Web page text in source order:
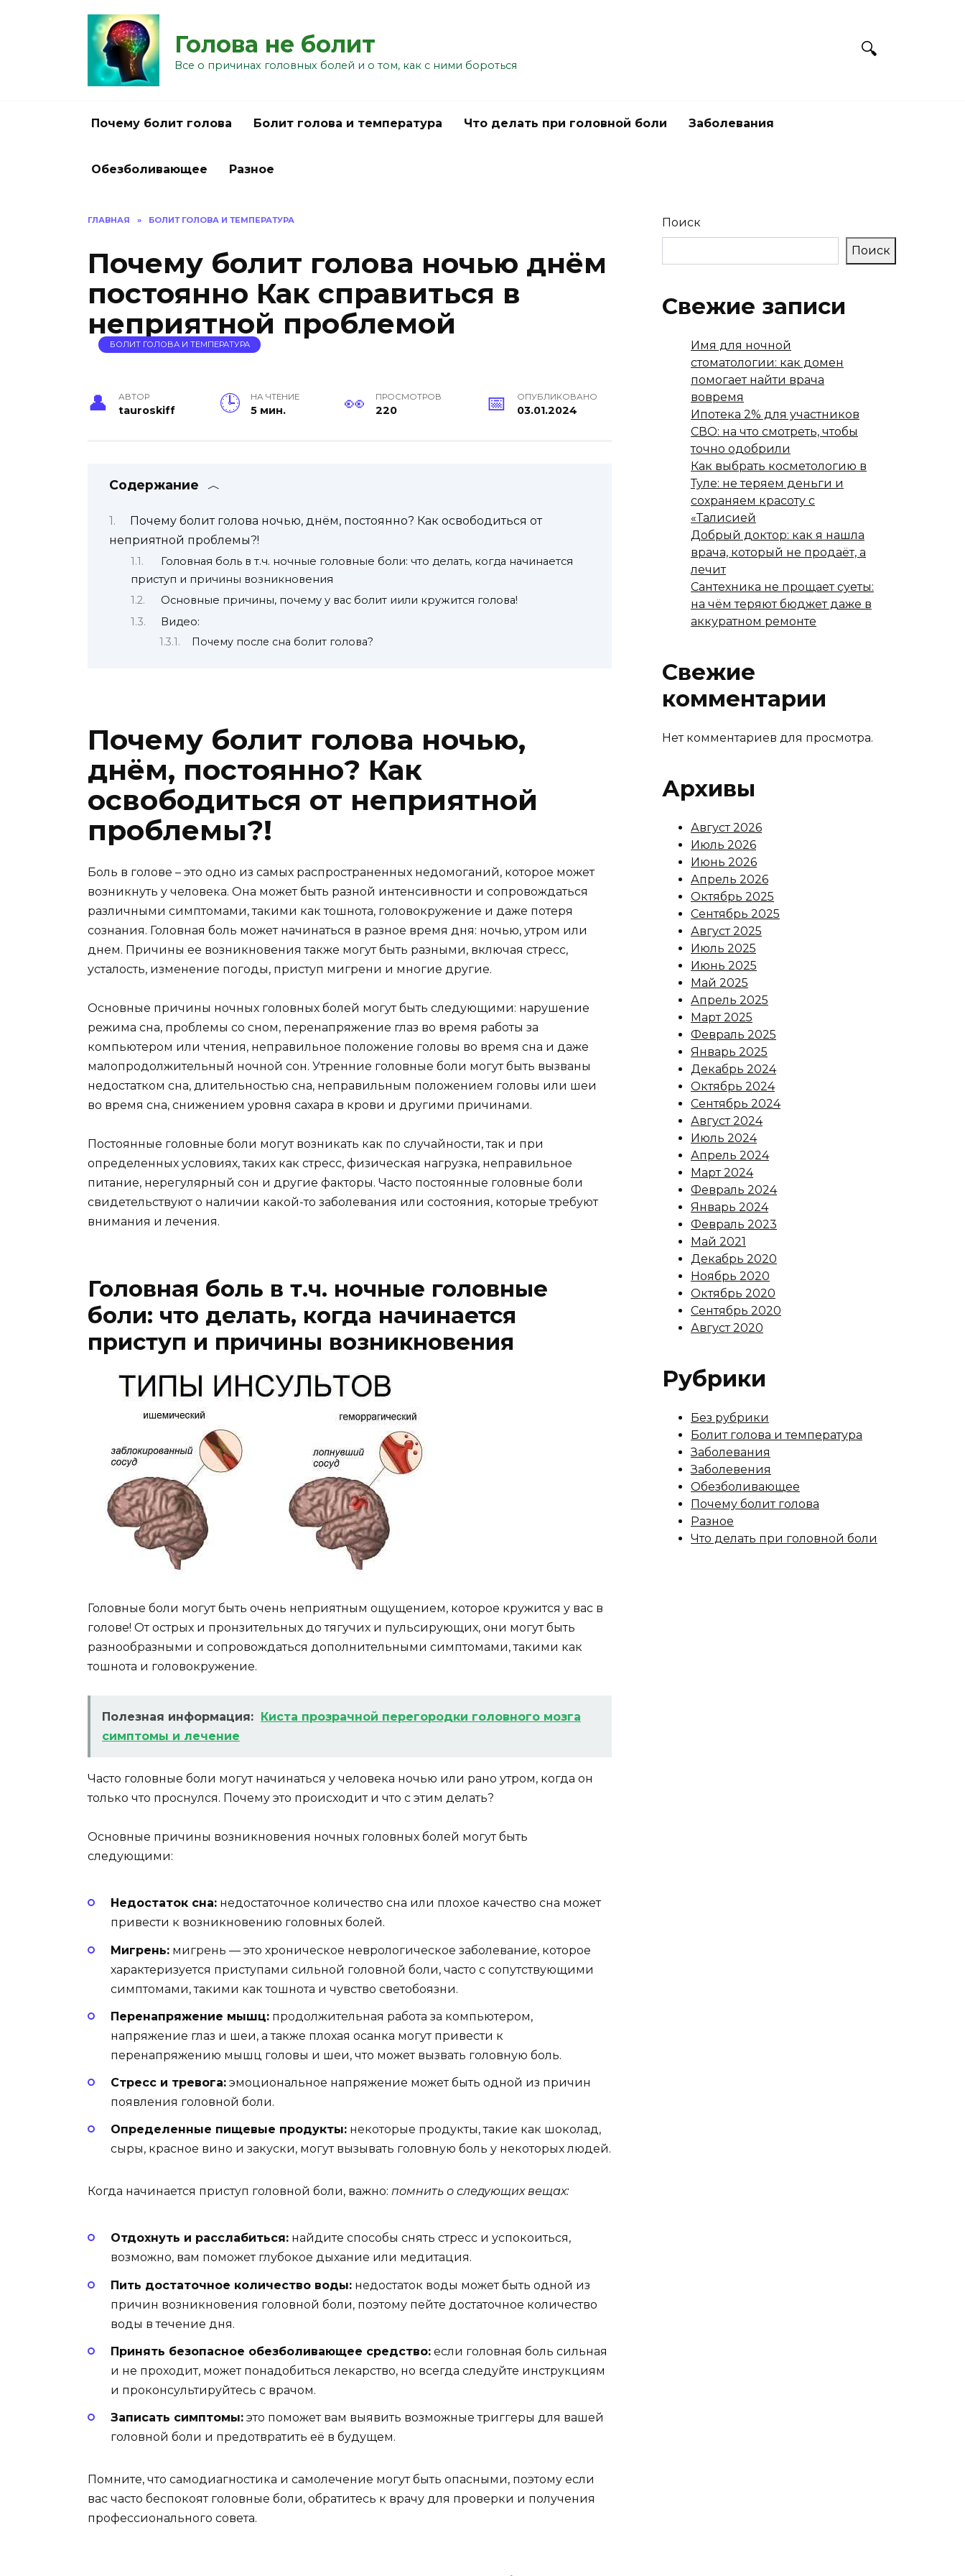
Голова не болит
Все о причинах головных болей и о том, как с ними бороться
Почему болит голова Болит голова и температура Что делать при головной боли Заболевания
Обезболивающее Разное
ГЛАВНАЯ » БОЛИТ ГОЛОВА И ТЕМПЕРАТУРА
Почему болит голова ночью днём
постоянно Как справиться в
неприятной проблемой
БОЛИТ ГОЛОВА И ТЕМПЕРАТУРА
АВТОР
tauroskiff
НА ЧТЕНИЕ
5 мин.
ПРОСМОТРОВ
220
ОПУБЛИКОВАНО
03.01.2024
Содержание
Почему болит голова ночью, днём, постоянно? Как освободиться от
неприятной проблемы?!
Головная боль в т.ч. ночные головные боли: что делать, когда начинается
приступ и причины возникновения
Основные причины, почему у вас болит иили кружится голова!
Видео:
Почему после сна болит голова?
Почему болит голова ночью,
днём, постоянно? Как
освободиться от неприятной
проблемы?!
Боль в голове – это одно из самых распространенных недомоганий, которое может
возникнуть у человека. Она может быть разной интенсивности и сопровождаться
различными симптомами, такими как тошнота, головокружение и даже потеря
сознания. Головная боль может начинаться в разное время дня: ночью, утром или
днем. Причины ее возникновения также могут быть разными, включая стресс,
усталость, изменение погоды, приступ мигрени и многие другие.
Основные причины ночных головных болей могут быть следующими: нарушение
режима сна, проблемы со сном, перенапряжение глаз во время работы за
компьютером или чтения, неправильное положение головы во время сна и даже
малопродолжительный ночной сон. Утренние головные боли могут быть вызваны
недостатком сна, длительностью сна, неправильным положением головы или шеи
во время сна, снижением уровня сахара в крови и другими причинами.
Постоянные головные боли могут возникать как по случайности, так и при
определенных условиях, таких как стресс, физическая нагрузка, неправильное
питание, нерегулярный сон и другие факторы. Часто постоянные головные боли
свидетельствуют о наличии какой-то заболевания или состояния, которые требуют
внимания и лечения.
Головная боль в т.ч. ночные головные
боли: что делать, когда начинается
приступ и причины возникновения
Головные боли могут быть очень неприятным ощущением, которое кружится у вас в
голове! От острых и пронзительных до тягучих и пульсирующих, они могут быть
разнообразными и сопровождаться дополнительными симптомами, такими как
тошнота и головокружение.
Полезная информация: Киста прозрачной перегородки головного мозга
симптомы и лечение
Часто головные боли могут начинаться у человека ночью или рано утром, когда он
только что проснулся. Почему это происходит и что с этим делать?
Основные причины возникновения ночных головных болей могут быть
следующими:
Недостаток сна: недостаточное количество сна или плохое качество сна может
привести к возникновению головных болей.
Мигрень: мигрень — это хроническое неврологическое заболевание, которое
характеризуется приступами сильной головной боли, часто с сопутствующими
симптомами, такими как тошнота и чувство светобоязни.
Перенапряжение мышц: продолжительная работа за компьютером,
напряжение глаз и шеи, а также плохая осанка могут привести к
перенапряжению мышц головы и шеи, что может вызвать головную боль.
Стресс и тревога: эмоциональное напряжение может быть одной из причин
появления головной боли.
Определенные пищевые продукты: некоторые продукты, такие как шоколад,
сыры, красное вино и закуски, могут вызывать головную боль у некоторых людей.
Когда начинается приступ головной боли, важно: помнить о следующих вещах:
Отдохнуть и расслабиться: найдите способы снять стресс и успокоиться,
возможно, вам поможет глубокое дыхание или медитация.
Пить достаточное количество воды: недостаток воды может быть одной из
причин возникновения головной боли, поэтому пейте достаточное количество
воды в течение дня.
Принять безопасное обезболивающее средство: если головная боль сильная
и не проходит, может понадобиться лекарство, но всегда следуйте инструкциям
и проконсультируйтесь с врачом.
Записать симптомы: это поможет вам выявить возможные триггеры для вашей
головной боли и предотвратить её в будущем.
Помните, что самодиагностика и самолечение могут быть опасными, поэтому если
вас часто беспокоят головные боли, обратитесь к врачу для проверки и получения
профессионального совета.
Поиск
Поиск
Свежие записи
Имя для ночной
стоматологии: как домен
помогает найти врача
вовремя
Ипотека 2% для участников
СВО: на что смотреть, чтобы
точно одобрили
Как выбрать косметологию в
Туле: не теряем деньги и
сохраняем красоту с
«Талисией
Добрый доктор: как я нашла
врача, который не продаёт, а
лечит
Сантехника не прощает суеты:
на чём теряют бюджет даже в
аккуратном ремонте
Свежие
комментарии
Нет комментариев для просмотра.
Архивы
Август 2026
Июль 2026
Июнь 2026
Апрель 2026
Октябрь 2025
Сентябрь 2025
Август 2025
Июль 2025
Июнь 2025
Май 2025
Апрель 2025
Март 2025
Февраль 2025
Январь 2025
Декабрь 2024
Октябрь 2024
Сентябрь 2024
Август 2024
Июль 2024
Апрель 2024
Март 2024
Февраль 2024
Январь 2024
Февраль 2023
Май 2021
Декабрь 2020
Ноябрь 2020
Октябрь 2020
Сентябрь 2020
Август 2020
Рубрики
Без рубрики
Болит голова и температура
Заболевания
Заболевения
Обезболивающее
Почему болит голова
Разное
Что делать при головной боли